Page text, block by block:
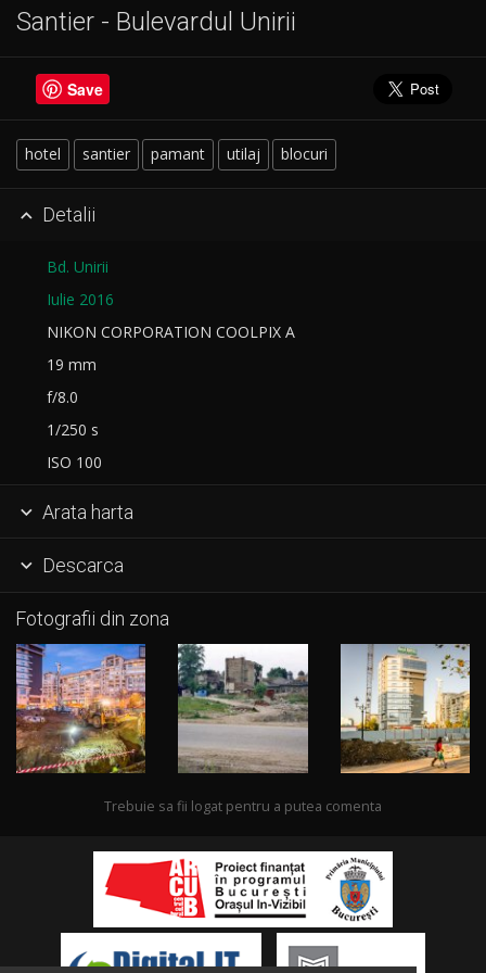
Santier - Bulevardul Unirii
Save
hotel santier pamant utilaj blocuri
 Detalii
Bd. Unirii
Iulie 2016
NIKON CORPORATION COOLPIX A
19 mm
f/8.0
1/250 s
ISO 100
 Arata harta
 Descarca
Fotografii din zona
Trebuie sa fii logat pentru a putea comenta